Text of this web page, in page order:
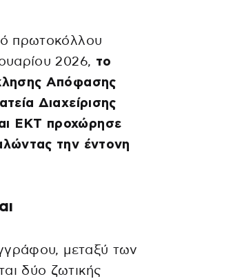
πρωτοκόλλου
2026, το
Απόφασης
Διαχείρισης
ΕΚΤ προχώρησε
την έντονη
μεταξύ των
δύο ζωτικής